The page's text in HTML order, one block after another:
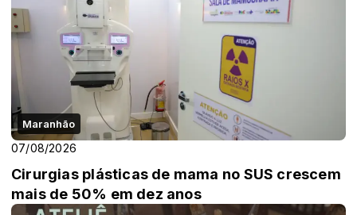
Maranhão
07/08/2026
Cirurgias plásticas de mama no SUS crescem
mais de 50% em dez anos